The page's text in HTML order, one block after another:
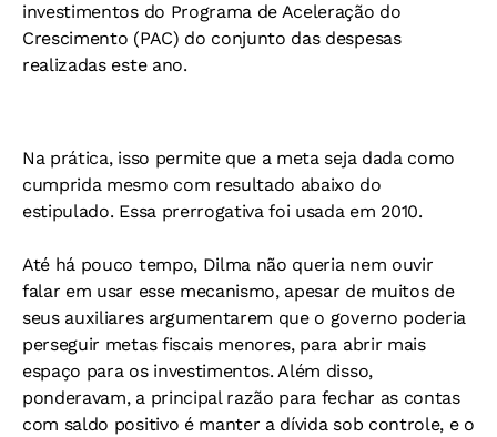
investimentos do Programa de Aceleração do
Crescimento (PAC) do conjunto das despesas
realizadas este ano.
Na prática, isso permite que a meta seja dada como
cumprida mesmo com resultado abaixo do
estipulado. Essa prerrogativa foi usada em 2010.
Até há pouco tempo, Dilma não queria nem ouvir
falar em usar esse mecanismo, apesar de muitos de
seus auxiliares argumentarem que o governo poderia
perseguir metas fiscais menores, para abrir mais
espaço para os investimentos. Além disso,
ponderavam, a principal razão para fechar as contas
com saldo positivo é manter a dívida sob controle, e o